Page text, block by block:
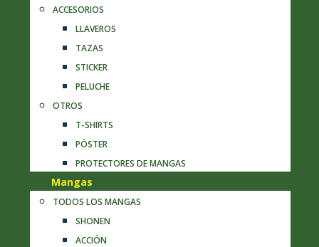
ACCESORIOS
LLAVEROS
TAZAS
STICKER
PELUCHE
OTROS
T-SHIRTS
PÓSTER
PROTECTORES DE MANGAS
Mangas
TODOS LOS MANGAS
SHONEN
ACCIÓN